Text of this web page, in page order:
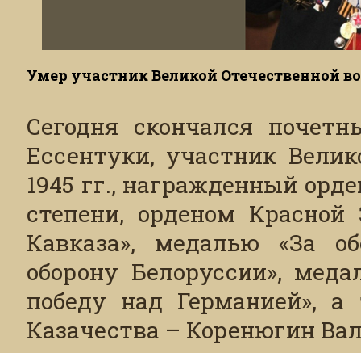
Умер участник Великой Отечественной
Сегодня скончался
Ессентуки, участник
1945 гг., награжденный
степени, орденом
Кавказа», медалью «За
оборону Белоруссии»,
победу над Германией», а
Казачества – Коренюгин